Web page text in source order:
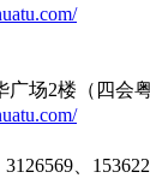
场2楼（四会
、